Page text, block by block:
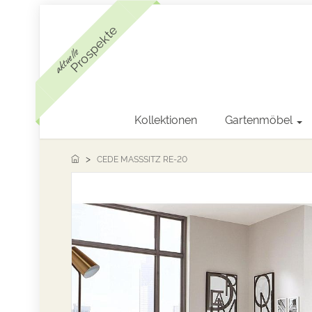
aktuelleProspekte
Kollektionen Gartenmöbel
CEDE MASSSITZ RE-20